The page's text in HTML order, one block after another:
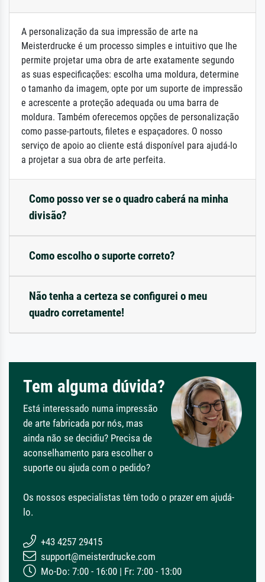
A personalização da sua impressão de arte na
Meisterdrucke é um processo simples e intuitivo que lhe
permite projetar uma obra de arte exatamente segundo
as suas especificações: escolha uma moldura, determine
o tamanho da imagem, opte por um suporte de impressão
e acrescente a proteção adequada ou uma barra de
moldura. Também oferecemos opções de personalização
como passe-partouts, filetes e espaçadores. O nosso
serviço de apoio ao cliente está disponível para ajudá-lo
a projetar a sua obra de arte perfeita.
Como posso ver se o quadro caberá na minha
divisão?
Como escolho o suporte correto?
Não tenha a certeza se configurei o meu
quadro corretamente!
Tem alguma dúvida?
Está interessado numa impressão
de arte fabricada por nós, mas
ainda não se decidiu? Precisa de
aconselhamento para escolher o
suporte ou ajuda com o pedido?
Os nossos especialistas têm todo o prazer em ajudá-
lo.
+43 4257 29415
support@meisterdrucke.com
Mo-Do: 7:00 - 16:00 | Fr: 7:00 - 13:00